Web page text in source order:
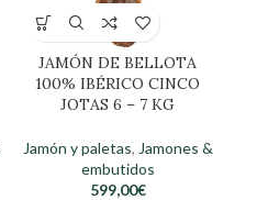
JAMÓN DE BELLOTA
100% IBÉRICO CINCO
JOTAS 6 – 7 KG
Jamón y paletas, Jamones &
embutidos
599,00€